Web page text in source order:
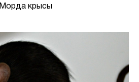
Морда крысы